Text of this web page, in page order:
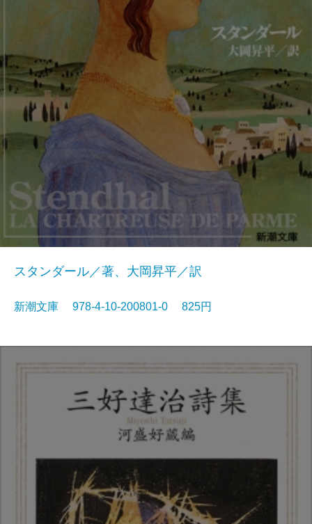
スタンダール／著、大岡昇平／訳
新潮文庫 978-4-10-200801-0 825円